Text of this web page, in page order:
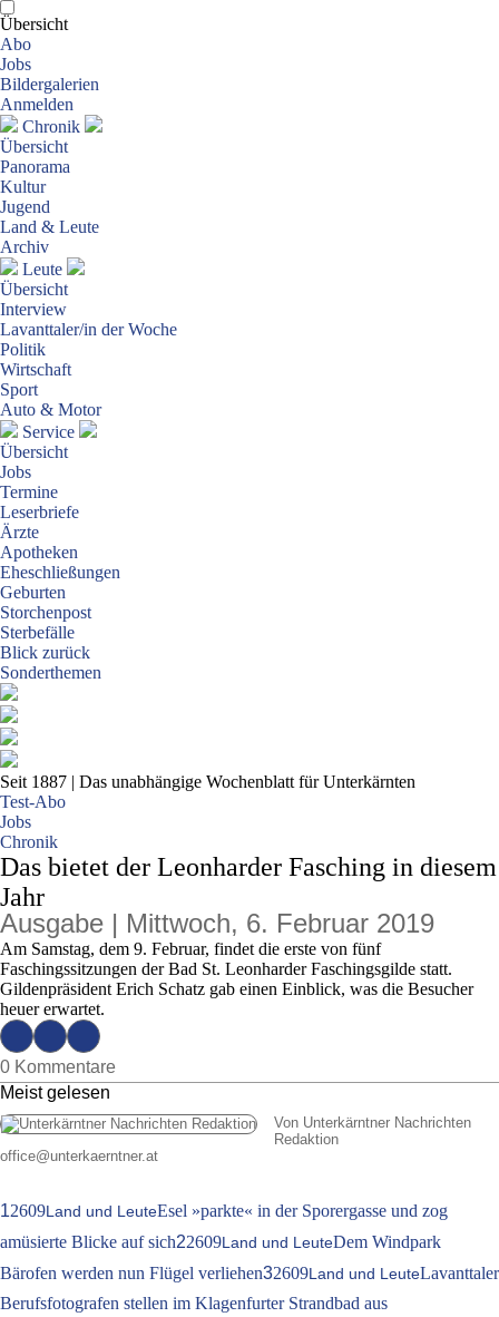
Übersicht
Abo
Jobs
Bildergalerien
Anmelden
Chronik
Übersicht
Panorama
Kultur
Jugend
Land & Leute
Archiv
Leute
Übersicht
Interview
Lavanttaler/in der Woche
Politik
Wirtschaft
Sport
Auto & Motor
Service
Übersicht
Jobs
Termine
Leserbriefe
Ärzte
Apotheken
Eheschließungen
Geburten
Storchenpost
Sterbefälle
Blick zurück
Sonderthemen
Seit 1887 | Das unabhängige Wochenblatt für Unterkärnten
Test-Abo
Jobs
Chronik
Das bietet der Leonharder Fasching in diesem
Jahr
Ausgabe | Mittwoch, 6. Februar 2019
Am Samstag, dem 9. Februar, findet die erste von fünf
Faschingssitzungen der Bad St. Leonharder Faschingsgilde statt.
Gildenpräsident Erich Schatz gab einen Einblick, was die Besucher
heuer erwartet.
0 Kommentare
Meist gelesen
Von Unterkärntner Nachrichten
Redaktion
office@unterkaerntner.at
12609Land und LeuteEsel »parkte« in der Sporergasse und zog
amüsierte Blicke auf sich22609Land und LeuteDem Windpark
Bärofen werden nun Flügel verliehen32609Land und LeuteLavanttaler
Berufsfotografen stellen im Klagenfurter Strandbad aus